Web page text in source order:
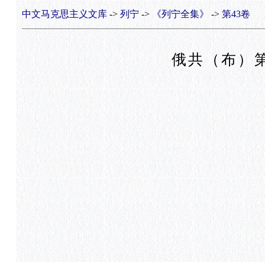
中文马克思主义文库-> 列宁-> 《列宁全集》 -> 第43卷
俄共（布）